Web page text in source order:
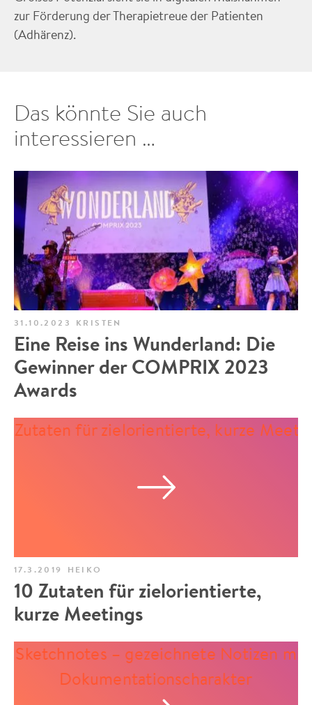
zur Förderung der Therapietreue der Patienten
(Adhärenz).
Das könnte Sie auch
interessieren …
31.10.2023 KRISTEN
Eine Reise ins Wunderland: Die
Gewinner der COMPRIX 2023
Awards
17.3.2019 HEIKO
10 Zutaten für zielorientierte,
kurze Meetings